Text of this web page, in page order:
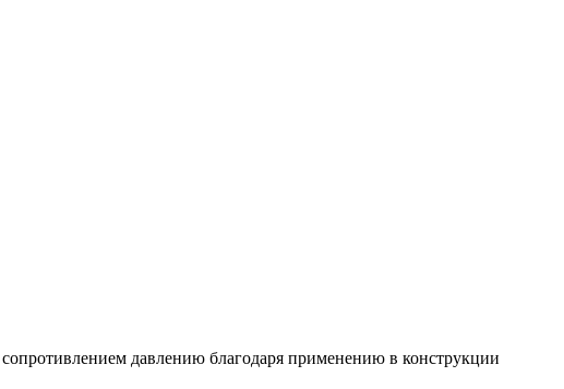
давлению благодаря применению в конструкции